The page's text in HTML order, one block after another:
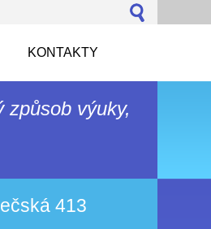
KONTAKTY
způsob výuky,
413